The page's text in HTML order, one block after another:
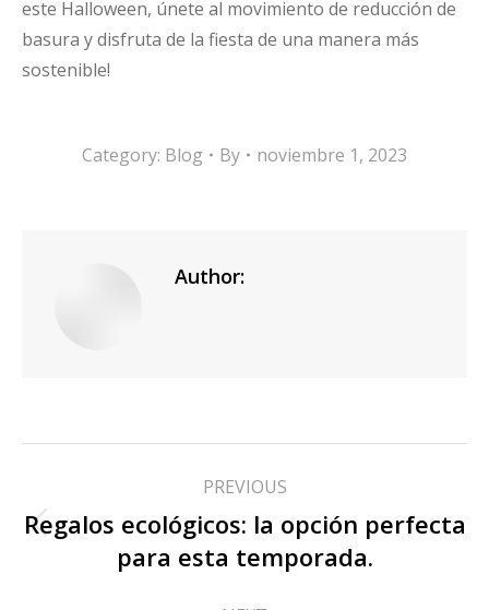
este Halloween, únete al movimiento de reducción de
basura y disfruta de la fiesta de una manera más
sostenible!
Category: Blog By noviembre 1, 2023
Author:
PREVIOUS
Regalos ecológicos: la opción perfecta
para esta temporada.